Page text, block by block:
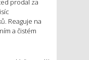
prodal za
Reaguje na
a čistém